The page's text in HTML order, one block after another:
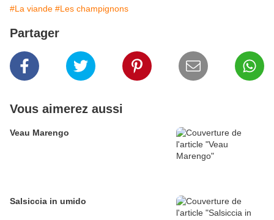
#La viande #Les champignons
Partager
Vous aimerez aussi
Veau Marengo
Salsiccia in umido